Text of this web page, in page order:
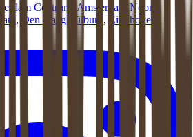
Centrum Amsterdam Noord
, Den Haag Tilburg , Eindhoven